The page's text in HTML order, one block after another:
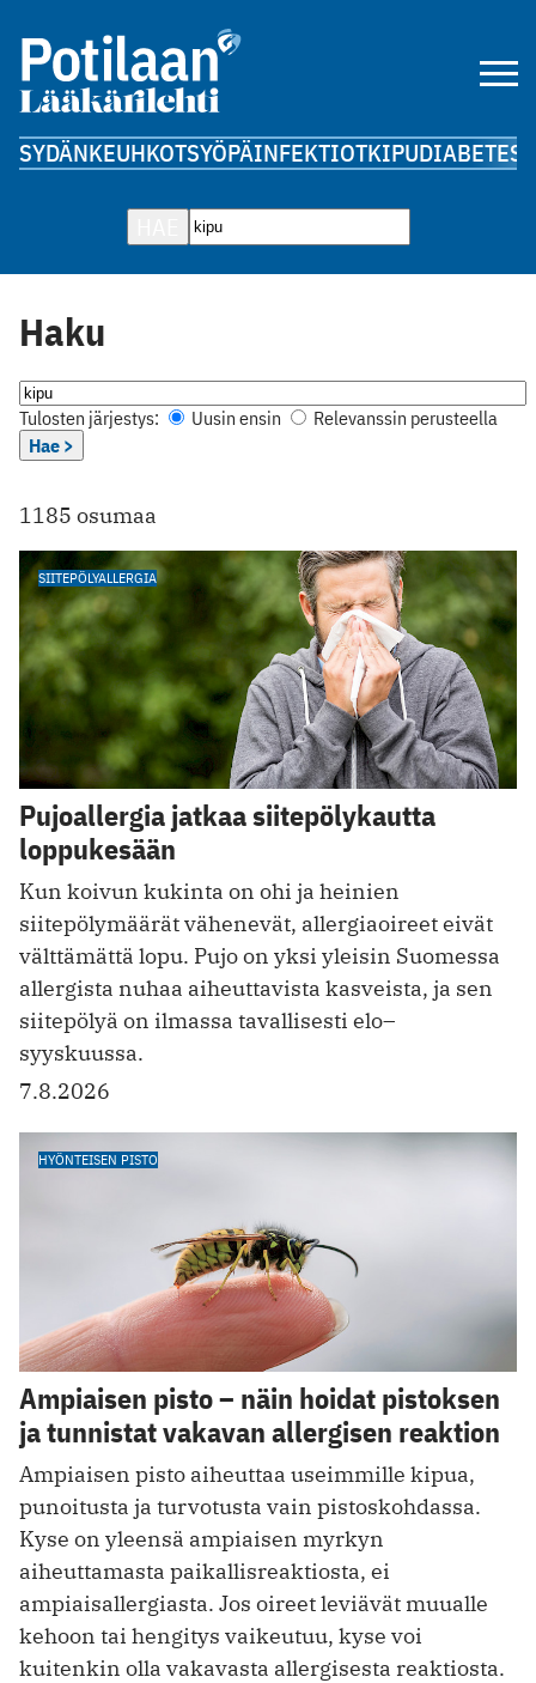
SYDÄNKEUHKOTSYÖPÄINFEKTIOTKIPUDIABETES
Haku
Tulosten järjestys: Uusin ensin
Relevanssin perusteella
Hae >
1185 osumaa
SIITEPÖLYALLERGIA
Pujoallergia jatkaa siitepölykautta
loppukesään
Kun koivun kukinta on ohi ja heinien
siitepölymäärät vähenevät, allergiaoireet eivät
välttämättä lopu. Pujo on yksi yleisin Suomessa
allergista nuhaa aiheuttavista kasveista, ja sen
siitepölyä on ilmassa tavallisesti elo–
syyskuussa.
7.8.2026
HYÖNTEISEN PISTO
Ampiaisen pisto – näin hoidat pistoksen
ja tunnistat vakavan allergisen reaktion
Ampiaisen pisto aiheuttaa useimmille kipua,
punoitusta ja turvotusta vain pistoskohdassa.
Kyse on yleensä ampiaisen myrkyn
aiheuttamasta paikallisreaktiosta, ei
ampiaisallergiasta. Jos oireet leviävät muualle
kehoon tai hengitys vaikeutuu, kyse voi
kuitenkin olla vakavasta allergisesta reaktiosta.